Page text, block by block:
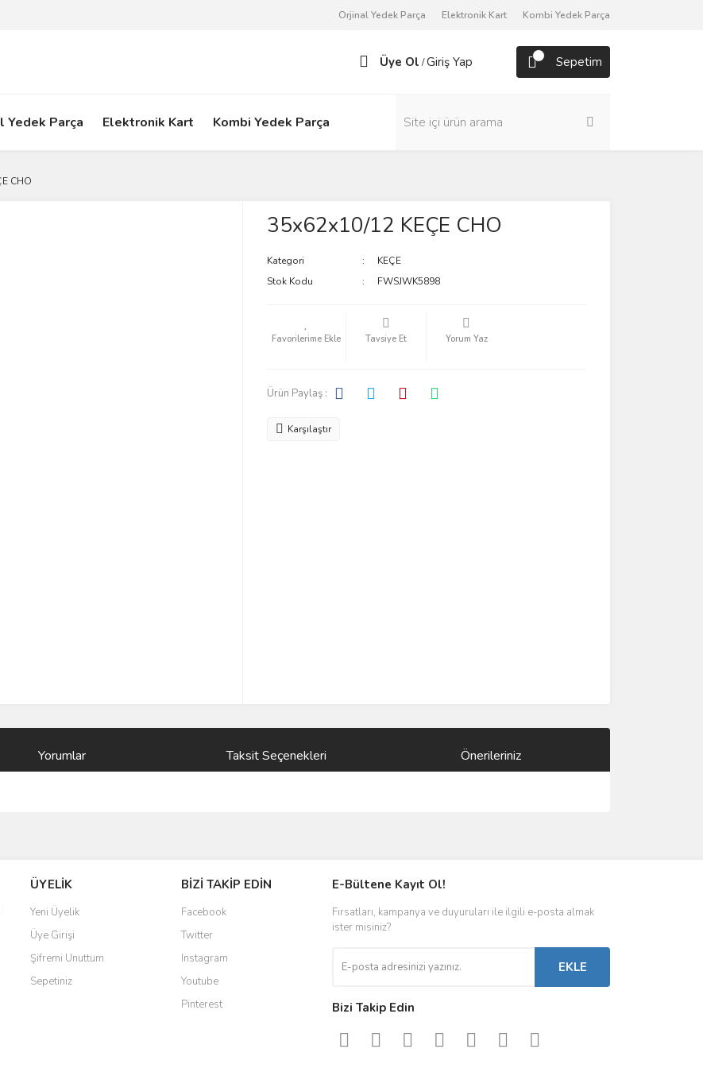
Orjinal Yedek Parça Elektronik Kart Kombi Yedek Parça
Üye Ol /Giriş Yap Sepetim
Yedek Parça Elektronik Kart Kombi Yedek Parça
CHO
35x62x10/12 KEÇE CHO
Kategori
KEÇE
Stok Kodu
FWSJWK5898
Tavsiye Et Yorum Yaz
Ürün Paylaş :
Karşılaştır
Yorumlar Taksit Seçenekleri Önerileriniz
ÜYELİK
Yeni Üyelik
Üye Girişi
Şifremi Unuttum
Sepetiniz
BİZİ TAKİP EDİN
Facebook
Twitter
Instagram
Youtube
Pinterest
E-Bültene Kayıt Ol!
Fırsatları, kampanya ve duyuruları ile ilgili e-posta almak
ister misiniz?
EKLE
Bizi Takip Edin